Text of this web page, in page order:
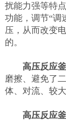
扰能力强等特
功能，调节“调
压，从而改变
的。
高压反应釜
磨擦、避免了
体、对流、较
高压反应釜